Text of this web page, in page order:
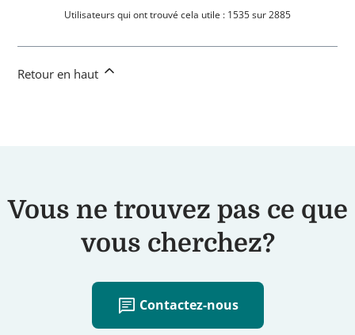
Utilisateurs qui ont trouvé cela utile : 1535 sur 2885
Retour en haut
Vous ne trouvez pas ce que
vous cherchez?
chat Contactez-nous